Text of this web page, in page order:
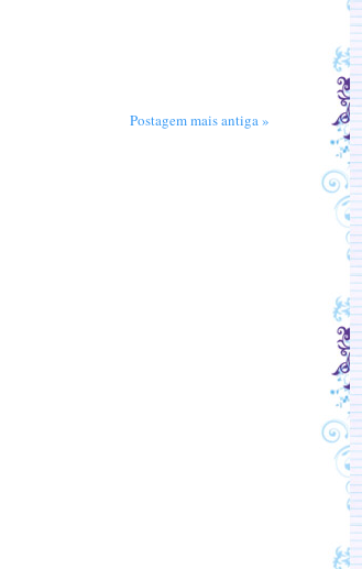
Postagem mais antiga »